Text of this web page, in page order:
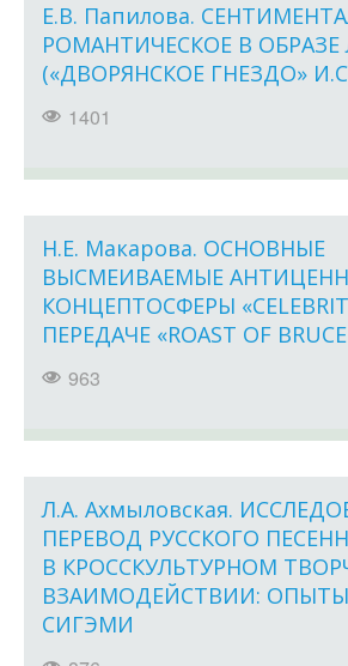
Е.В. Папилова.
РОМАНТИЧЕСКОЕ В
(«ДВОРЯНСКОЕ ГНЕЗДО»
1401
Н.Е. Макарова. ОСНОВНЫЕ
ВЫСМЕИВАЕМЫЕ
КОНЦЕПТОСФЕРЫ
ПЕРЕДАЧЕ «ROAST OF
963
Л.А. Ахмыловская.
ПЕРЕВОД РУССКОГО
В КРОССКУЛЬТУРНОМ
ВЗАИМОДЕЙСТВИИ:
СИГЭМИ